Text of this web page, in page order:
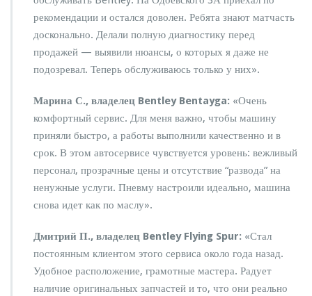
рекомендации и остался доволен. Ребята знают матчасть
досконально. Делали полную диагностику перед
продажей — выявили нюансы, о которых я даже не
подозревал. Теперь обслуживаюсь только у них».
Марина С., владелец Bentley Bentayga: «Очень
комфортный сервис. Для меня важно, чтобы машину
приняли быстро, а работы выполнили качественно и в
срок. В этом автосервисе чувствуется уровень: вежливый
персонал, прозрачные цены и отсутствие “развода” на
ненужные услуги. Пневму настроили идеально, машина
снова идет как по маслу».
Дмитрий П., владелец Bentley Flying Spur: «Стал
постоянным клиентом этого сервиса около года назад.
Удобное расположение, грамотные мастера. Радует
наличие оригинальных запчастей и то, что они реально